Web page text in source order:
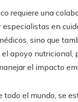
requiere una
en
sino que
apoyo nutricional,
el impacto
el mundo, se